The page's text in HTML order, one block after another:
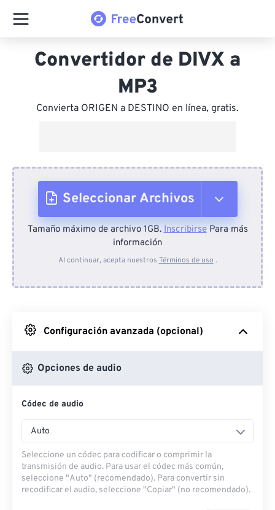
Convertidor de DIVX a
MP3
Convierta ORIGEN a DESTINO en línea, gratis.
Seleccionar Archivos
Desde el dispositivo
Desde Google Drive
Desde OneDrive
Desde URL
Tamaño máximo de archivo 1GB.InscribirsePara más
información
Al continuar, acepta nuestros Términos de uso .
Configuración avanzada (opcional)
Opciones de audio
Códec de audio
Auto
Seleccione un códec para codificar o comprimir la
transmisión de audio. Para usar el códec más común,
seleccione "Auto" (recomendado). Para convertir sin
recodificar el audio, seleccione "Copiar" (no recomendado).